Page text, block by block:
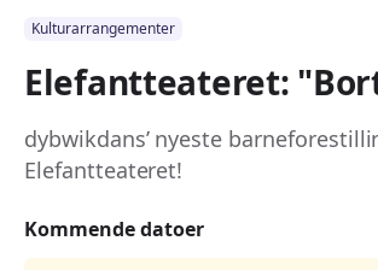
Kulturarrangementer
Elefantteateret:
dybwikdans’ nyeste
Elefantteateret!
Kommende datoer